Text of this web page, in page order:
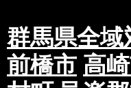
群馬県全域
前橋市 高